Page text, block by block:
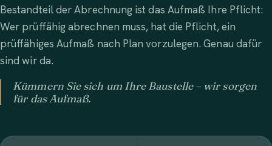
Bestandteil der Abrechnung ist das Aufmaß Ihre Pflicht:
Wer prüffähig abrechnen muss, hat die Pflicht, ein
prüffähiges Aufmaß nach Plan vorzulegen. Genau dafür
sind wir da.
Kümmern Sie sich um Ihre Baustelle – wir sorgen
für das Aufmaß.